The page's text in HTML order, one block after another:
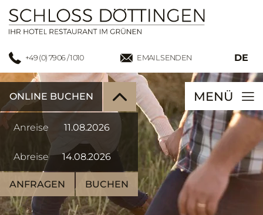
+49 (0) 7906 / 1010 EMAIL SENDEN DE
ONLINE BUCHEN
Anreise
Abreise
ANFRAGEN BUCHEN
MENÜ